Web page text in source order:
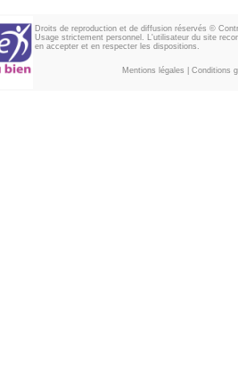
Droits de reproduction et de diffusion réservés ©
Usage strictement personnel. L'utilisateur du site
en accepter et en respecter les dispositions.
Mentions légales Conditions